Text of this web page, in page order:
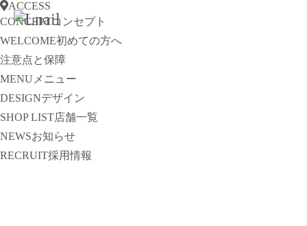
ACCESS
CONCEPTコンセプト
WELCOME初めての方へ
注意点と保障
MENU メニュー
DESIGNデザイン
SHOP LIST店舗一覧
NEWSお知らせ
RECRUIT採用情報